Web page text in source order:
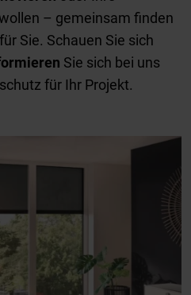
– gemeinsam finden
Sie. Schauen Sie sich
Sie sich bei uns
für Ihr Projekt.